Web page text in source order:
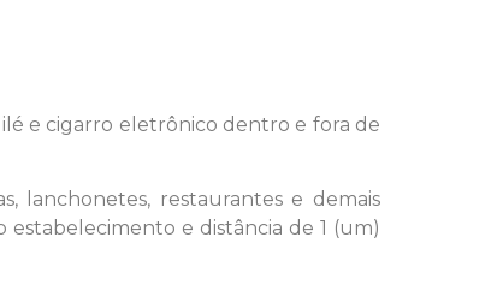
e cigarro eletrônico dentro e fora de
lanchonetes, restaurantes e demais
e distância de 1 (um)